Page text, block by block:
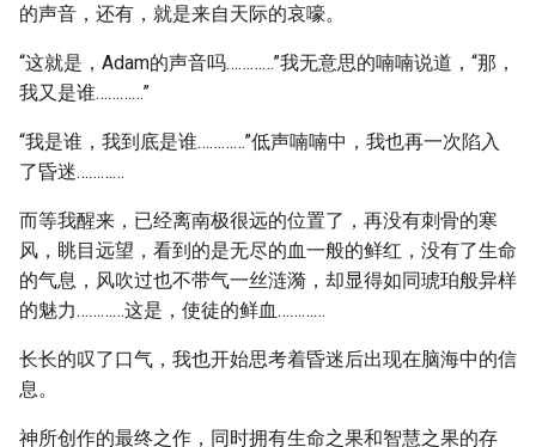
的声音，还有，就是来自天际的哀嚎。
“这就是，Adam的声音吗…………”我无意思的喃喃说道，“那，
我又是谁…………”
“我是谁，我到底是谁…………”低声喃喃中，我也再一次陷入
了昏迷…………
而等我醒来，已经离南极很远的位置了，再没有刺骨的寒
风，眺目远望，看到的是无尽的血一般的鲜红，没有了生命
的气息，风吹过也不带气一丝涟漪，却显得如同琥珀般异样
的魅力…………这是，使徒的鲜血…………
长长的叹了口气，我也开始思考着昏迷后出现在脑海中的信
息。
神所创作的最终之作，同时拥有生命之果和智慧之果的存